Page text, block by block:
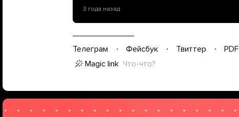
3 года назад
Телеграм Фейсбук Твиттер PDF
Magic link Что-что?